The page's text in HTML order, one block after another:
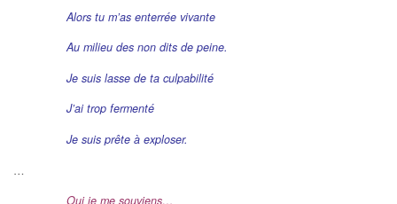
Alors tu m’as enterrée vivante
Au milieu des non dits de peine.
Je suis lasse de ta culpabilité
J’ai trop fermenté
Je suis prête à exploser.
…
Oui je me souviens…